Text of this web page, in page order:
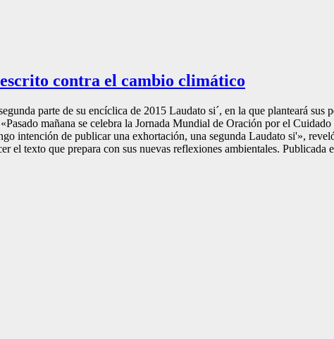
contra el cambio climático
parte de su encíclica de 2015 Laudato si´, en la que planteará
mañana se celebra la Jornada Mundial de Oración por el
intención de publicar una exhortación, una segunda Laudato si'»,
el texto que prepara con sus nuevas reflexiones ambientales. Publicada